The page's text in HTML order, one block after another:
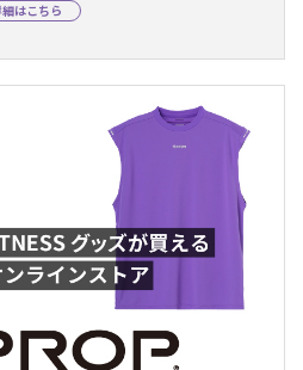
はこちら